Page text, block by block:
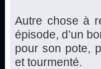
Autre chose à
épisode, d’un
pour son pote,
et tourmenté.